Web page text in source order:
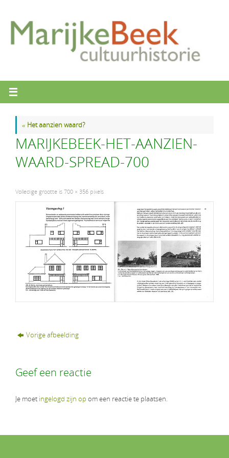
inhoud
« Het aanzien waard?
MARIJKEBEEK-HET-AANZIEN-
WAARD-SPREAD-700
Volledige grootte is 700 × 356 pixels
Vorige afbeelding
Geef een reactie
Je moet ingelogd zijn op om een reactie te plaatsen.